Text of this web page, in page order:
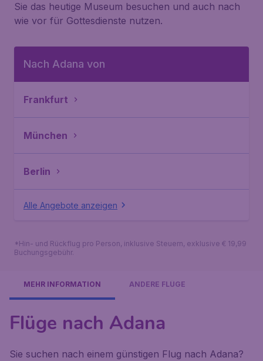
Sie das heutige Museum besuchen und auch nach
wie vor für Gottesdienste nutzen.
Nach Adana von
Frankfurt
München
Berlin
Alle Angebote anzeigen
*Hin- und Rückflug pro Person, inklusive Steuern, exklusive € 19,99
Buchungsgebühr.
MEHR INFORMATION ANDERE FLÜGE
Flüge nach Adana
Sie suchen nach einem günstigen Flug nach Adana?